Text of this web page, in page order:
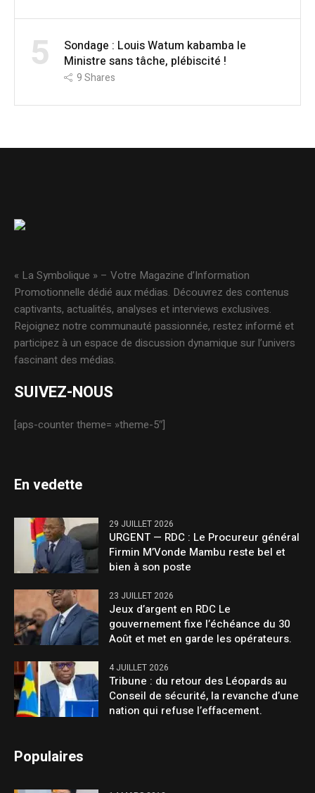
5
Sondage : Louis Watum kabamba le
Ministre sans tâche, plébiscité !
9Shares
« La Symbolique » – Votre Magazine d’Information
Promotionnelle dédié aux médias. Découvrez des contenus
captivants, actualités, analyses et interviews exclusives.
Rejoignez notre communauté passionnée, restez informé et
participez à un espace de discussion dynamique sur l’univers
fascinant des médias.
SUIVEZ-NOUS
[aps-counter theme= »theme-5″]
En vedette
29 JUILLET 2026
URGENT — RDC : Le Procureur général
Firmin M’Vonde Mambu reste bel et
bien à son poste
23 JUILLET 2026
Jeux d’argent en RDC Le
gouvernement fixe l’échéance du 30
Août et met en garde les opérateurs.
4 JUILLET 2026
Tribune : du retour des Léopards au
Conseil de sécurité, la revanche d’une
nation qui refuse l’effacement.
Populaires